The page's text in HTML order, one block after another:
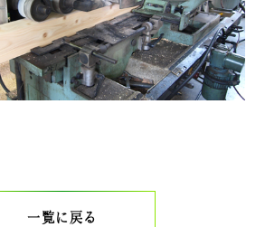
一覧に戻る